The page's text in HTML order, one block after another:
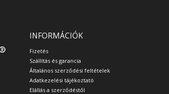
INFORMÁCIÓK
Fizetés
Szállítás és garancia
Általános szerződési feltételek
Adatkezelési tájékoztató
Elállás a szerződéstől